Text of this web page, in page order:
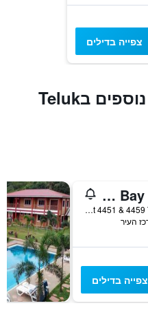
צפייה בדילים
מקומות לינה ואירוח נוספים בTeluk
Pangkor Palm Bay Resort
Lot 4451 & 4459 Teluk Nipah, פאנגקור איילנד, מלזיה
צפייה בדילים